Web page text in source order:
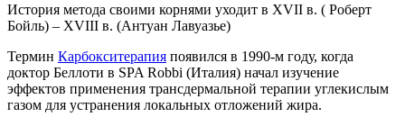
История метода своими корнями уходит в XVII в. ( Роберт
Бойль) – XVIII в. (Антуан Лавуазье)
Термин Карбокситерапия появился в 1990-м году, когда
доктор Беллоти в SPA Robbi (Италия) начал изучение
эффектов применения трансдермальной терапии углекислым
газом для устранения локальных отложений жира.